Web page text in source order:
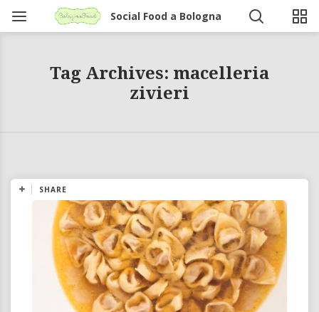
Social Food a Bologna
Tag Archives: macelleria
zivieri
SHARE